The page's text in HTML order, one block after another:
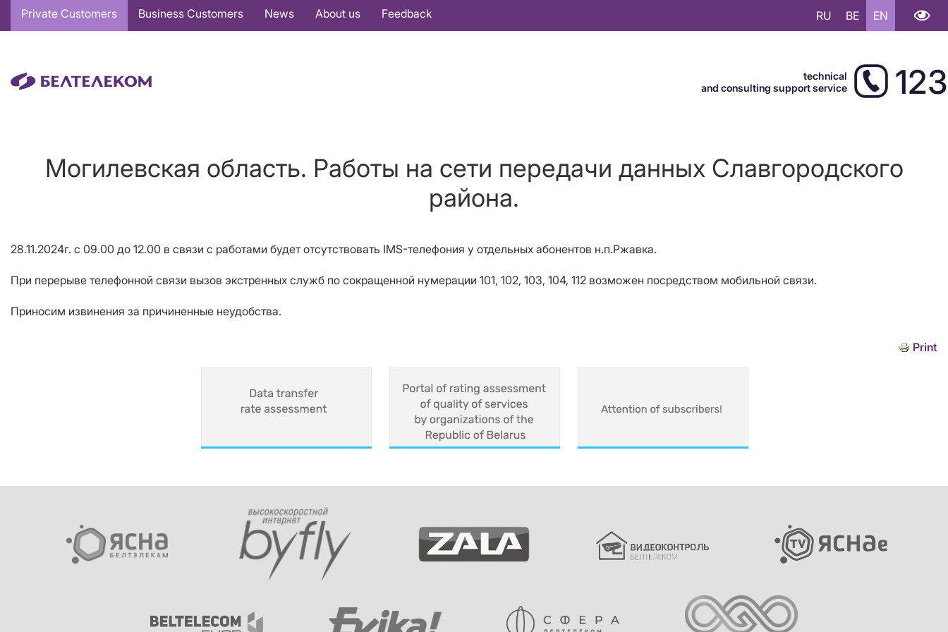
Основная
навигация
Private Customers Business Customers News About us Feedback RU BE EN
technical
and consulting support service
123
Могилевская область. Работы на сети передачи данных Славгородского
района.
28.11.2024г. с 09.00 до 12.00 в связи с работами будет отсутствовать IMS-телефония у отдельных абонентов н.п.Ржавка.
При перерыве телефонной связи вызов экстренных служб по сокращенной нумерации 101, 102, 103, 104, 112 возможен посредством мобильной связи.
Приносим извинения за причиненные неудобства.
Print